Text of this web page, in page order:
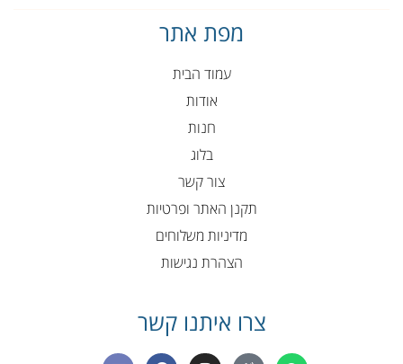
מפת אתר
עמוד הבית
אודות
חנות
בלוג
צור קשר
תקנן האתר ופרטיות
מדיניות משלוחים
הצהרת נגישות
צרו איתנו קשר
W
P
I
F
E